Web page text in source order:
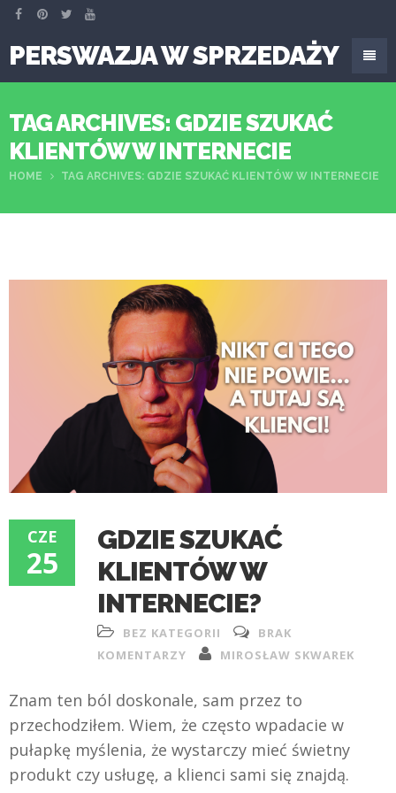
PERSWAZJA W SPRZEDAŻY
TAG ARCHIVES: GDZIE SZUKAĆ
KLIENTÓW W INTERNECIE
HOME TAG ARCHIVES: GDZIE SZUKAĆ KLIENTÓW W INTERNECIE
CZE
25
GDZIE SZUKAĆ
KLIENTÓW W
INTERNECIE?
BEZ KATEGORII
BRAK
KOMENTARZY
MIROSŁAW SKWAREK
Znam ten ból doskonale, sam przez to
przechodziłem. Wiem, że często wpadacie w
pułapkę myślenia, że wystarczy mieć świetny
produkt czy usługę, a klienci sami się znajdą.